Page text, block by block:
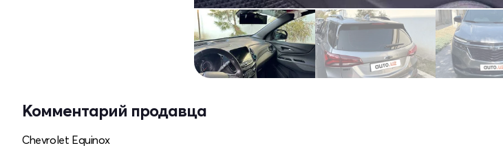
Комментарий продавца
Chevrolet Equinox